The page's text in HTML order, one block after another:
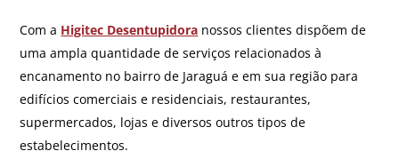
Com a Higitec Desentupidora nossos clientes dispõem de
uma ampla quantidade de serviços relacionados à
encanamento no bairro de Jaraguá e em sua região para
edifícios comerciais e residenciais, restaurantes,
supermercados, lojas e diversos outros tipos de
estabelecimentos.